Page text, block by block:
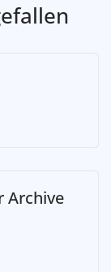
Archive